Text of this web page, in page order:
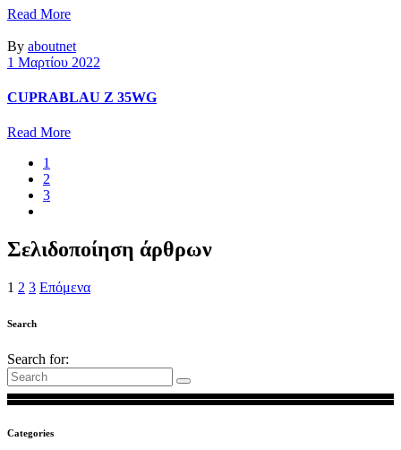
Read More
By aboutnet
1 Μαρτίου 2022
CUPRABLAU Z 35WG
Read More
1
2
3
Σελιδοποίηση άρθρων
1 2 3 Επόμενα
Search
Search for:
Categories